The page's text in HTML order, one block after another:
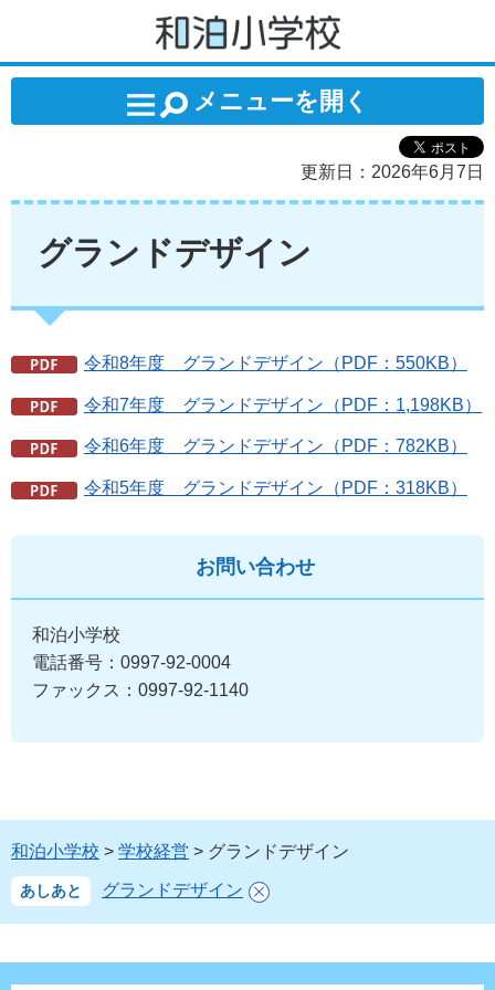
和泊小学校
メニューを開く
更新日：2026年6月7日
グランドデザイン
令和8年度 グランドデザイン（PDF：550KB）
令和7年度 グランドデザイン（PDF：1,198KB）
令和6年度 グランドデザイン（PDF：782KB）
令和5年度 グランドデザイン（PDF：318KB）
お問い合わせ
和泊小学校
電話番号：0997-92-0004
ファックス：0997-92-1140
和泊小学校 > 学校経営 > グランドデザイン
あしあと グランドデザイン